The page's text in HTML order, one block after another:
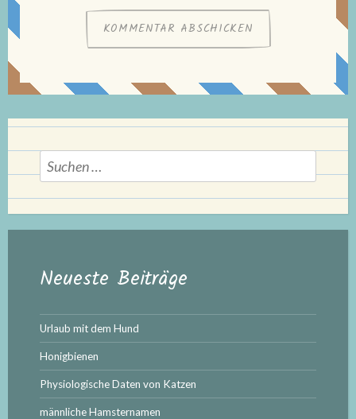
Suchen
nach:
Neueste Beiträge
Urlaub mit dem Hund
Honigbienen
Physiologische Daten von Katzen
männliche Hamsternamen